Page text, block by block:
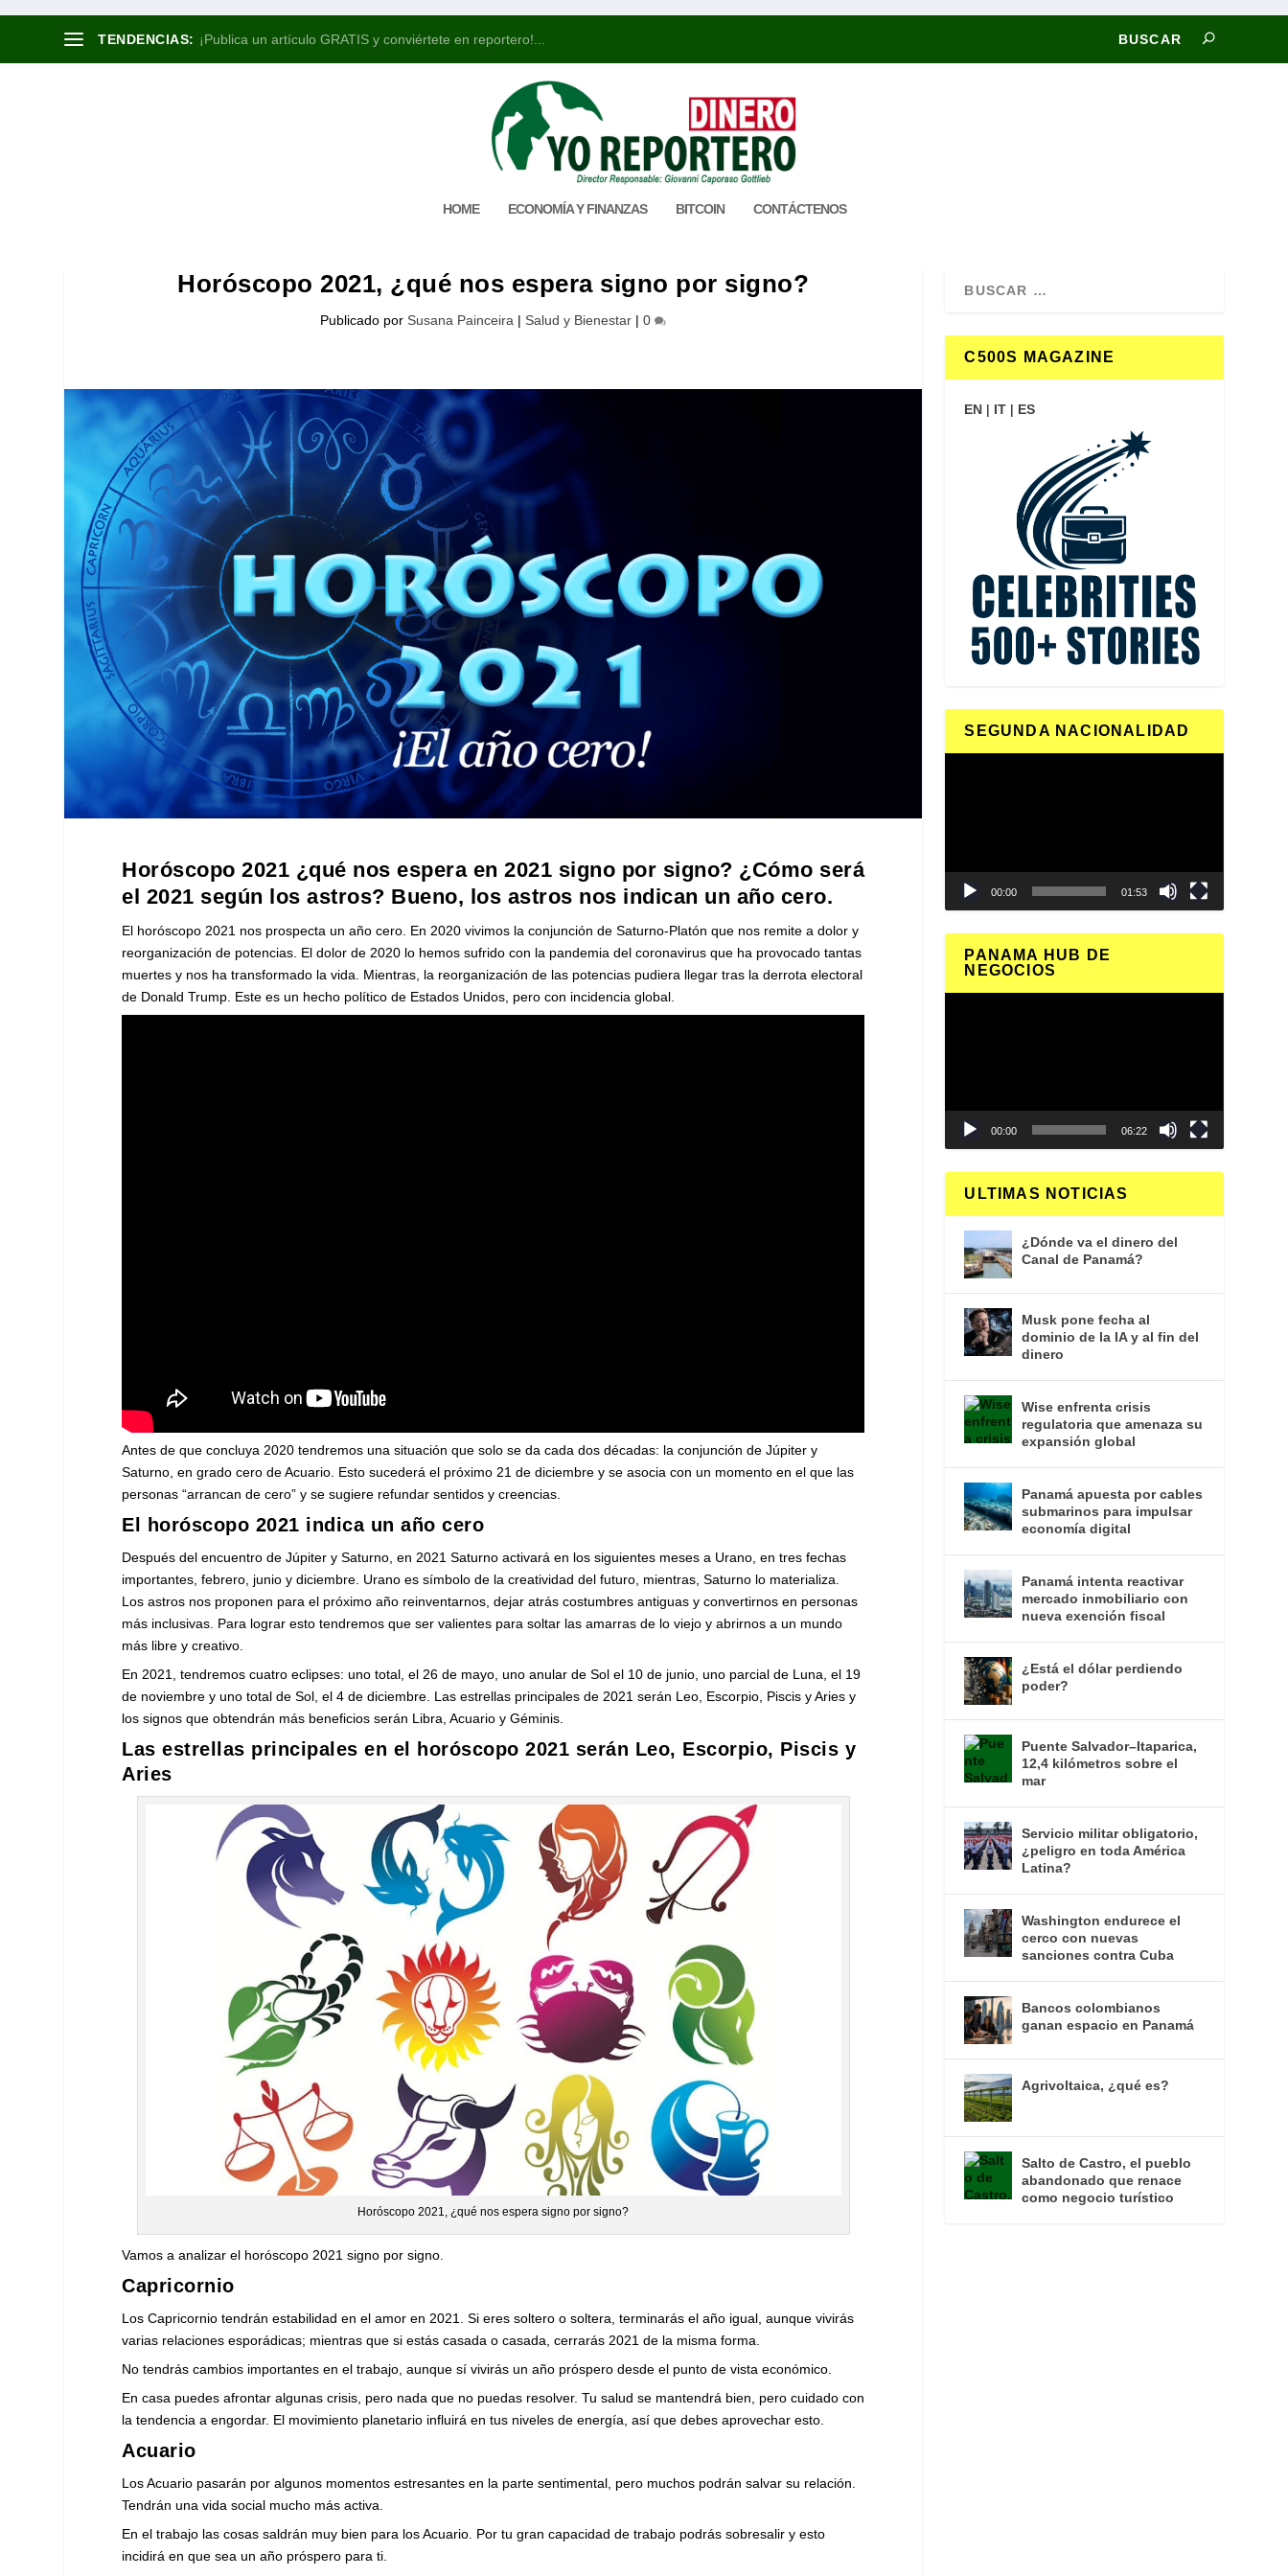
TENDENCIAS: ¡Publica un artículo GRATIS y conviértete en reportero!...
HOME ECONOMÍA Y FINANZAS BITCOIN CONTÁCTENOS
Horóscopo 2021, ¿qué nos espera signo por signo?
Publicado por Susana Painceira | Salud y Bienestar |0
Horóscopo 2021 ¿qué nos espera en 2021 signo por signo? ¿Cómo será
el 2021 según los astros? Bueno, los astros nos indican un año cero.
El horóscopo 2021 nos prospecta un año cero. En 2020 vivimos la conjunción de Saturno-Platón que nos remite a dolor y
reorganización de potencias. El dolor de 2020 lo hemos sufrido con la pandemia del coronavirus que ha provocado tantas
muertes y nos ha transformado la vida. Mientras, la reorganización de las potencias pudiera llegar tras la derrota electoral
de Donald Trump. Este es un hecho político de Estados Unidos, pero con incidencia global.
Antes de que concluya 2020 tendremos una situación que solo se da cada dos décadas: la conjunción de Júpiter y
Saturno, en grado cero de Acuario. Esto sucederá el próximo 21 de diciembre y se asocia con un momento en el que las
personas “arrancan de cero” y se sugiere refundar sentidos y creencias.
El horóscopo 2021 indica un año cero
Después del encuentro de Júpiter y Saturno, en 2021 Saturno activará en los siguientes meses a Urano, en tres fechas
importantes, febrero, junio y diciembre. Urano es símbolo de la creatividad del futuro, mientras, Saturno lo materializa.
Los astros nos proponen para el próximo año reinventarnos, dejar atrás costumbres antiguas y convertirnos en personas
más inclusivas. Para lograr esto tendremos que ser valientes para soltar las amarras de lo viejo y abrirnos a un mundo
más libre y creativo.
En 2021, tendremos cuatro eclipses: uno total, el 26 de mayo, uno anular de Sol el 10 de junio, uno parcial de Luna, el 19
de noviembre y uno total de Sol, el 4 de diciembre. Las estrellas principales de 2021 serán Leo, Escorpio, Piscis y Aries y
los signos que obtendrán más beneficios serán Libra, Acuario y Géminis.
Las estrellas principales en el horóscopo 2021 serán Leo, Escorpio, Piscis y
Aries
Horóscopo 2021, ¿qué nos espera signo por signo?
Vamos a analizar el horóscopo 2021 signo por signo.
Capricornio
Los Capricornio tendrán estabilidad en el amor en 2021. Si eres soltero o soltera, terminarás el año igual, aunque vivirás
varias relaciones esporádicas; mientras que si estás casada o casada, cerrarás 2021 de la misma forma.
No tendrás cambios importantes en el trabajo, aunque sí vivirás un año próspero desde el punto de vista económico.
En casa puedes afrontar algunas crisis, pero nada que no puedas resolver. Tu salud se mantendrá bien, pero cuidado con
la tendencia a engordar. El movimiento planetario influirá en tus niveles de energía, así que debes aprovechar esto.
Acuario
Los Acuario pasarán por algunos momentos estresantes en la parte sentimental, pero muchos podrán salvar su relación.
Tendrán una vida social mucho más activa.
En el trabajo las cosas saldrán muy bien para los Acuario. Por tu gran capacidad de trabajo podrás sobresalir y esto
incidirá en que sea un año próspero para ti.
C500S MAGAZINE
EN | IT | ES
SEGUNDA NACIONALIDAD
00:00 01:53
PANAMA HUB DE
NEGOCIOS
00:00 06:22
ULTIMAS NOTICIAS
¿Dónde va el dinero del
Canal de Panamá?
Musk pone fecha al
dominio de la IA y al fin del
dinero
Wise enfrenta crisis
regulatoria que amenaza su
expansión global
Panamá apuesta por cables
submarinos para impulsar
economía digital
Panamá intenta reactivar
mercado inmobiliario con
nueva exención fiscal
¿Está el dólar perdiendo
poder?
Puente Salvador–Itaparica,
12,4 kilómetros sobre el
mar
Servicio militar obligatorio,
¿peligro en toda América
Latina?
Washington endurece el
cerco con nuevas
sanciones contra Cuba
Bancos colombianos
ganan espacio en Panamá
Agrivoltaica, ¿qué es?
Salto de Castro, el pueblo
abandonado que renace
como negocio turístico